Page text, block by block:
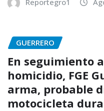
Reportegro1
GUERRERO
En seguimiento
homicidio, FGE
arma, probable
motocicleta